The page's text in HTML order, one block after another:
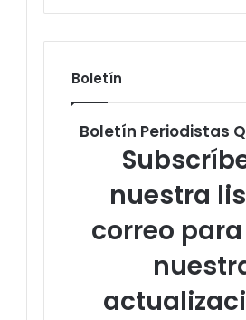
Boletín
Boletín Periodistas
nuestra
correo